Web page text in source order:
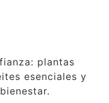
plantas
esenciales y